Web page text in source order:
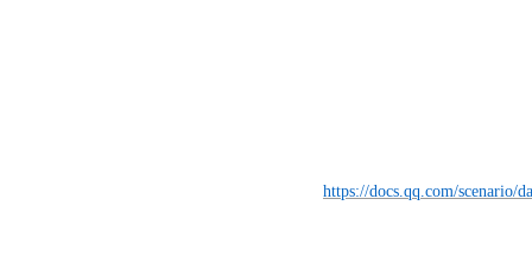
https://docs.qq.com/scenario/